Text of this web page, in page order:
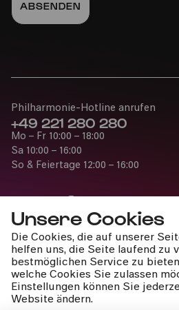
Unsere Cookies
Die Cookies, die auf unserer
helfen uns, die Seite laufend zu
bestmöglichen Service zu
welche Cookies Sie zulassen
Einstellungen können Sie
Website ändern.
Presse
Jobs
News
Kontakt
Widerruf einreichen
Philharmonie-Hotline anrufen
+49 221 280 280
Mo – Fr 10:00 – 18:00
Sa 10:00 – 16:00
So & Feiertage 12:00 – 16:00